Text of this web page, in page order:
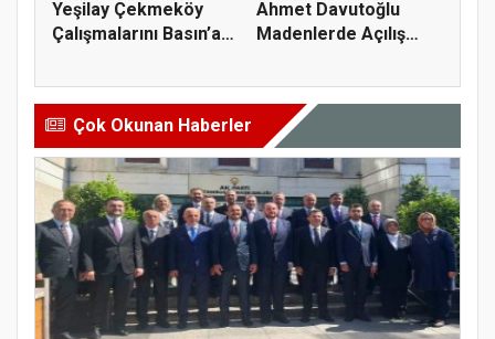
Yeşilay Çekmeköy
Çalışmalarını Basın’a
Ahmet Davutoğlu
Madenlerde Açılış
Çok Okunan Haberler